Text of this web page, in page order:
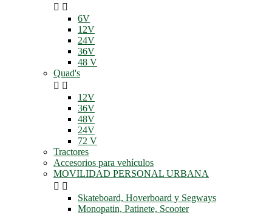
 
6V
12V
24V
36V
48 V
Quad's
 
12V
36V
48V
24V
72 V
Tractores
Accesorios para vehículos
MOVILIDAD PERSONAL URBANA
 
Skateboard, Hoverboard y Segways
Monopatin, Patinete, Scooter